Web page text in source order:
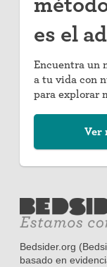
es el
Encuentra un
a tu vida con
para explorar
Ver
Bedsider.org
basado en